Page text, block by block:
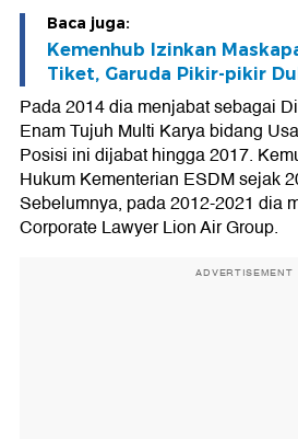
Baca juga:
Kemenhub Izinkan
Tiket, Garuda Pikir-pikir
Pada 2014 dia menjabat sebagai
Enam Tujuh Multi Karya bidang
Posisi ini dijabat hingga 2017.
Hukum Kementerian ESDM sejak
Sebelumnya, pada 2012-2021 dia
Corporate Lawyer Lion Air Group.
ADVERTISEMENT